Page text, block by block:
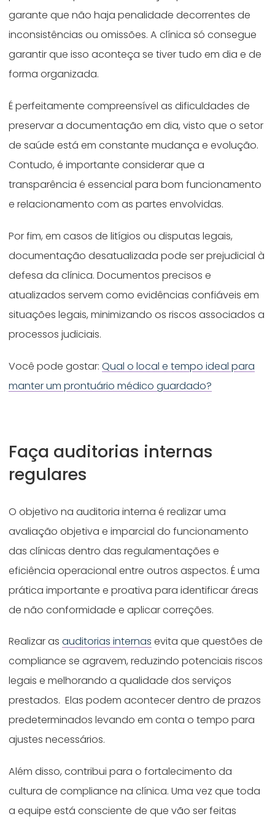
garante que não haja penalidade decorrentes de
inconsistências ou omissões. A clínica só consegue
garantir que isso aconteça se tiver tudo em dia e de
forma organizada.
É perfeitamente compreensível as dificuldades de
preservar a documentação em dia, visto que o setor
de saúde está em constante mudança e evolução.
Contudo, é importante considerar que a
transparência é essencial para bom funcionamento
e relacionamento com as partes envolvidas.
Por fim, em casos de litígios ou disputas legais,
documentação desatualizada pode ser prejudicial à
defesa da clínica. Documentos precisos e
atualizados servem como evidências confiáveis em
situações legais, minimizando os riscos associados a
processos judiciais.
Você pode gostar:Qual o local e tempo ideal para
manter um prontuário médico guardado?
Faça auditorias internas
regulares
O objetivo na auditoria interna é realizar uma
avaliação objetiva e imparcial do funcionamento
das clínicas dentro das regulamentações e
eficiência operacional entre outros aspectos. É uma
prática importante e proativa para identificar áreas
de não conformidade e aplicar correções.
Realizar asauditorias internas evita que questões de
compliance se agravem, reduzindo potenciais riscos
legais e melhorando a qualidade dos serviços
prestados. Elas podem acontecer dentro de prazos
predeterminados levando em conta o tempo para
ajustes necessários.
Além disso, contribui para o fortalecimento da
cultura de compliance na clínica. Uma vez que toda
a equipe está consciente de que vão ser feitas